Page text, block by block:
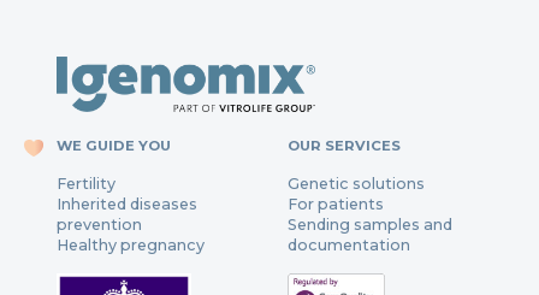
WE GUIDE YOU
Fertility
Inherited diseases
prevention
Healthy pregnancy
OUR SERVICES
Genetic solutions
For patients
Sending samples and
documentation